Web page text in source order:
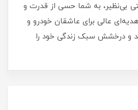
بی‌نظیر، به شما حسی از قدرت و
هدیه‌ای عالی برای عاشقان خودرو و
و درخشش سبک زندگی خود را